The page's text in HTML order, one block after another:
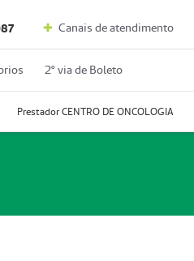
Canais de atendimento
2º via de Boleto
Prestador CENTRO DE ONCOLOGIA